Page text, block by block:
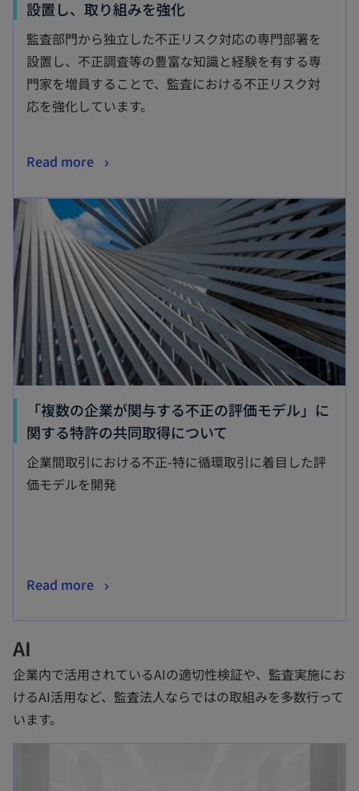
設置し、取り組みを強化
監査部門から独立した不正リスク対応の専門部署を
設置し、不正調査等の豊富な知識と経験を有する専
門家を増員することで、監査における不正リスク対
応を強化しています。
Read more
「複数の企業が関与する不正の評価モデル」に
関する特許の共同取得について
企業間取引における不正-特に循環取引に着目した評
価モデルを開発
Read more
AI
企業内で活用されているAIの適切性検証や、監査実施にお
けるAI活用など、監査法人ならではの取組みを多数行って
います。